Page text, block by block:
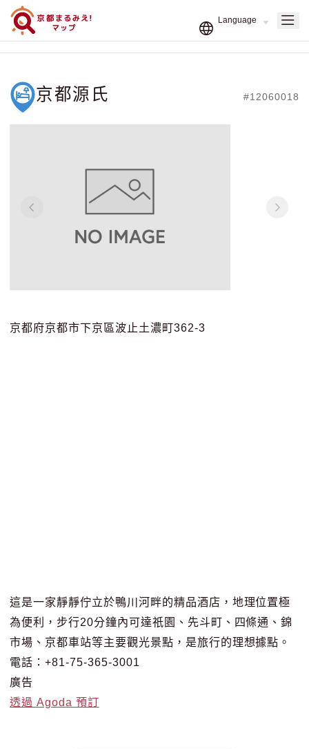
京都源氏 #12060018
京都府京都市下京區波止土濃町362-3
這是一家靜靜佇立於鴨川河畔的精品酒店，地理位置極
為便利，步行20分鐘內可達祇園、先斗町、四條通、錦
市場、京都車站等主要觀光景點，是旅行的理想據點。
電話：+81-75-365-3001
廣告
透過 Agoda 預訂